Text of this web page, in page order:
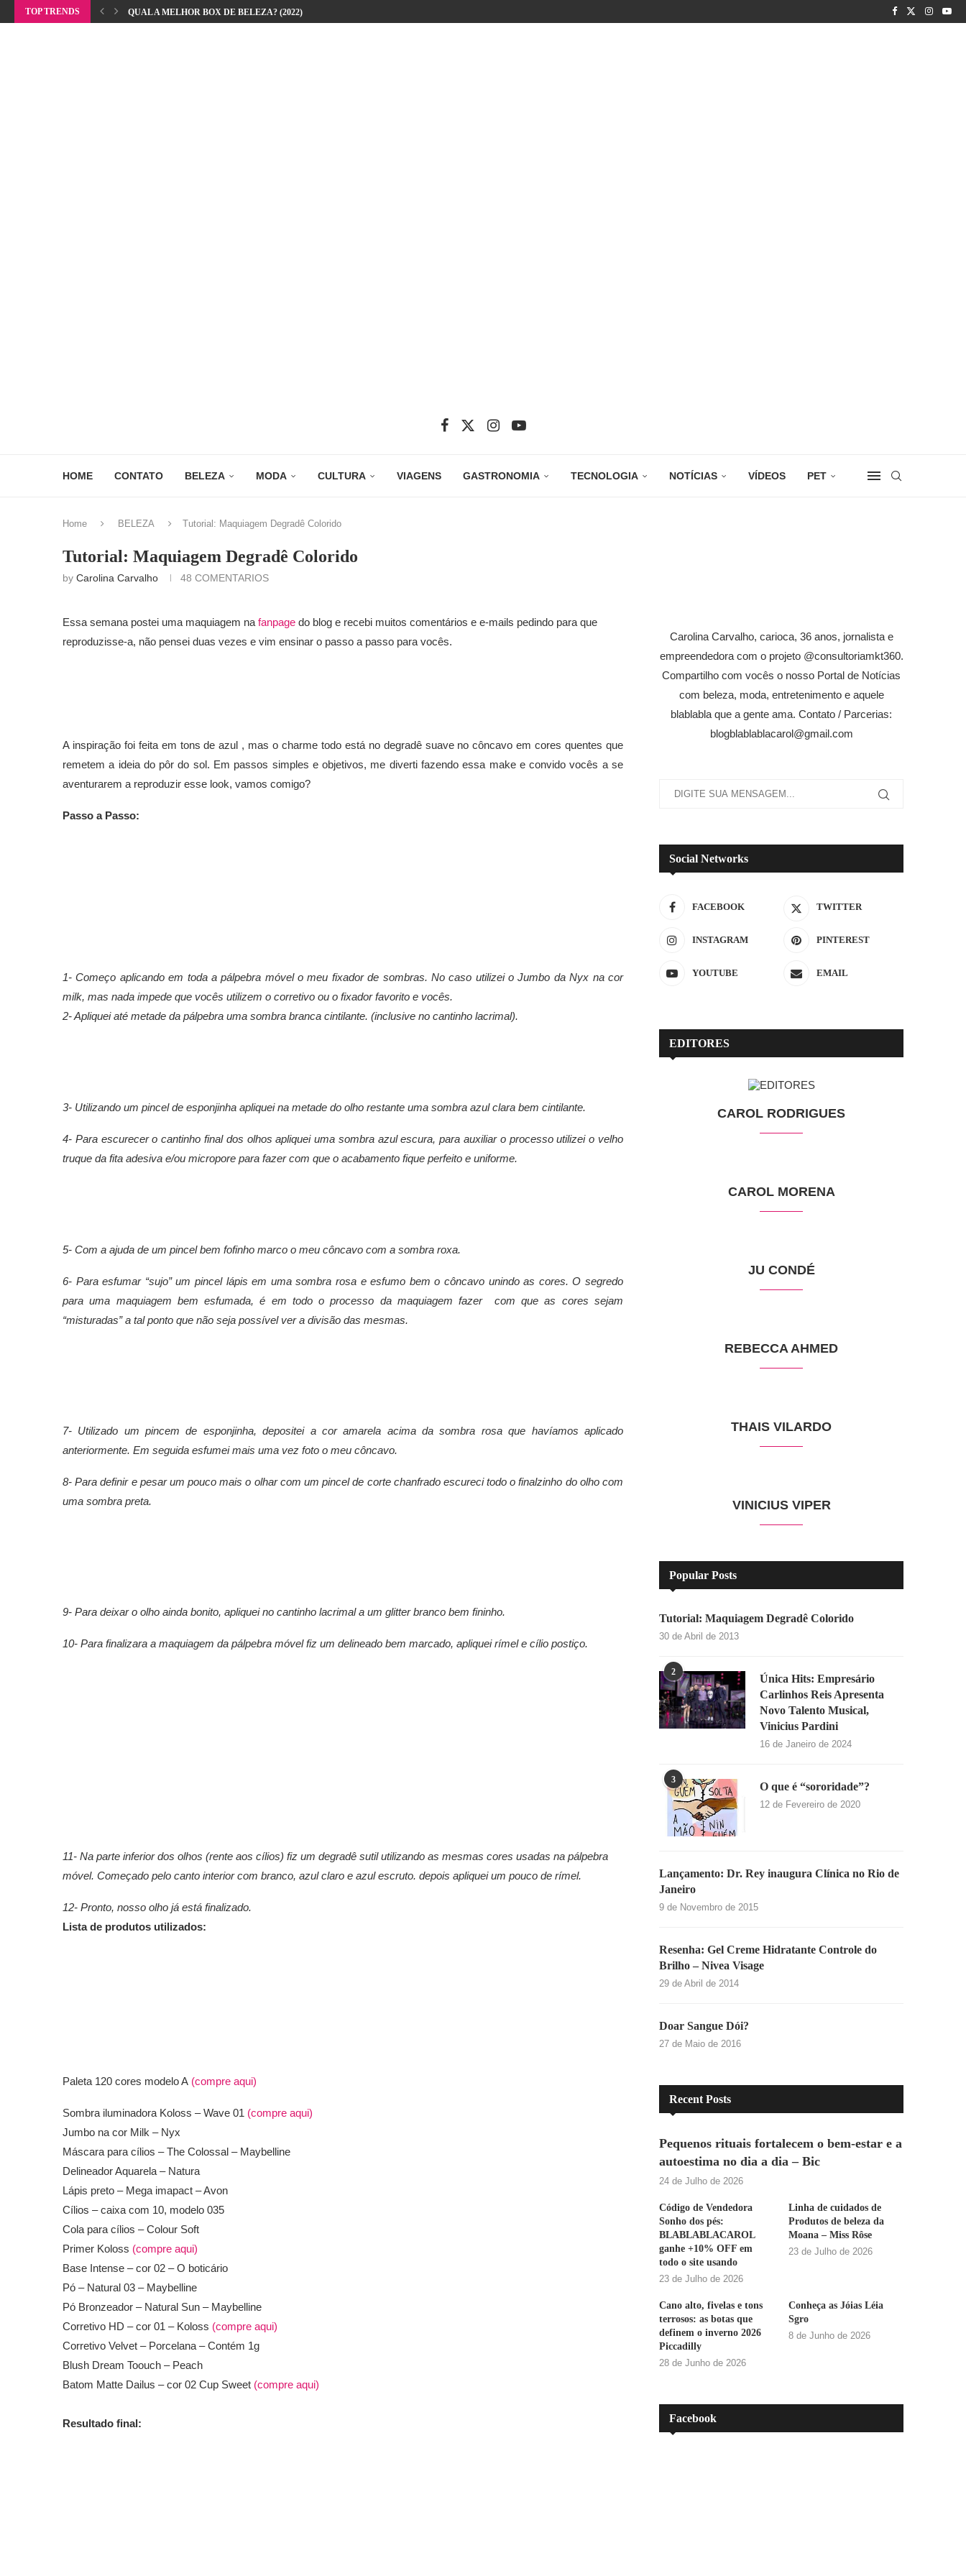
TOP TRENDS QUAL A MELHOR BOX DE BELEZA? (2022)
HOME CONTATO BELEZA MODA CULTURA VIAGENS GASTRONOMIA TECNOLOGIA NOTÍCIAS VÍDEOS PET
Home BELEZA Tutorial: Maquiagem Degradê Colorido
Tutorial: Maquiagem Degradê Colorido
by Carolina Carvalho 48 COMENTARIOS
Essa semana postei uma maquiagem na fanpage do blog e recebi muitos comentários e e-mails pedindo para que
reproduzisse-a, não pensei duas vezes e vim ensinar o passo a passo para vocês.
A inspiração foi feita em tons de azul , mas o charme todo está no degradê suave no côncavo em cores quentes que
remetem a ideia do pôr do sol. Em passos simples e objetivos, me diverti fazendo essa make e convido vocês a se
aventurarem a reproduzir esse look, vamos comigo?
Passo a Passo:
1- Começo aplicando em toda a pálpebra móvel o meu fixador de sombras. No caso utilizei o Jumbo da Nyx na cor
milk, mas nada impede que vocês utilizem o corretivo ou o fixador favorito e vocês.
2- Apliquei até metade da pálpebra uma sombra branca cintilante. (inclusive no cantinho lacrimal).
3- Utilizando um pincel de esponjinha apliquei na metade do olho restante uma sombra azul clara bem cintilante.
4- Para escurecer o cantinho final dos olhos apliquei uma sombra azul escura, para auxiliar o processo utilizeio velho
truque da fita adesiva e/ou micropore para fazer com que o acabamento fique perfeito e uniforme.
5- Com a ajuda de um pincel bem fofinho marco o meu côncavo com a sombra roxa.
6- Para esfumar “sujo” um pincel lápis em uma sombra rosa e esfumo bem o côncavo unindo as cores. O segredo
para uma maquiagem bem esfumada, é em todo o processo da maquiagem fazer com que as cores sejam
“misturadas” a tal ponto que não seja possível ver a divisão das mesmas.
7- Utilizado um pincem de esponjinha, depositei a cor amarela acima da sombra rosa que havíamos aplicado
anteriormente. Em seguida esfumei mais uma vez foto o meu côncavo.
8- Para definir e pesar um pouco mais o olhar com um pincel de corte chanfrado escureci todo o finalzinho do olho com
uma sombra preta.
9- Para deixar o olho ainda bonito, apliquei no cantinho lacrimal a um glitter branco bem fininho.
10- Para finalizara a maquiagem da pálpebra móvel fiz um delineado bem marcado, apliquei rímel e cílio postiço.
11- Na parte inferior dos olhos (rente aos cílios) fiz um degradê sutil utilizando as mesmas cores usadas na pálpebra
móvel. Começado pelo canto interior com branco, azul claro e azul escruto. depois apliquei um pouco de rímel.
12- Pronto, nosso olho já está finalizado.
Lista de produtos utilizados:
Paleta 120 cores modelo A (compre aqui)
Sombra iluminadora Koloss – Wave 01 (compre aqui)
Jumbo na cor Milk – Nyx
Máscara para cílios – The Colossal – Maybelline
Delineador Aquarela – Natura
Lápis preto – Mega imapact – Avon
Cílios – caixa com 10, modelo 035
Cola para cílios – Colour Soft
Primer Koloss (compre aqui)
Base Intense – cor 02 – O boticário
Pó – Natural 03 – Maybelline
Pó Bronzeador – Natural Sun – Maybelline
Corretivo HD – cor 01 – Koloss (compre aqui)
Corretivo Velvet – Porcelana – Contém 1g
Blush Dream Toouch – Peach
Batom Matte Dailus – cor 02 Cup Sweet (compre aqui)
Resultado final:
Carolina Carvalho, carioca, 36 anos, jornalista e
empreendedora com o projeto @consultoriamkt360.
Compartilho com vocês o nosso Portal de Notícias
com beleza, moda, entretenimento e aquele
blablabla que a gente ama. Contato / Parcerias:
blogblablablacarol@gmail.com
Social Networks
FACEBOOK TWITTER
INSTAGRAM PINTEREST
YOUTUBE EMAIL
EDITORES
CAROL RODRIGUES
CAROL MORENA
JU CONDÉ
REBECCA AHMED
THAIS VILARDO
VINICIUS VIPER
Popular Posts
Tutorial: Maquiagem Degradê Colorido
30 de Abril de 2013
2
Única Hits: Empresário
Carlinhos Reis Apresenta
Novo Talento Musical,
Vinicius Pardini
16 de Janeiro de 2024
3
O que é “sororidade”?
12 de Fevereiro de 2020
Lançamento: Dr. Rey inaugura Clínica no Rio de
Janeiro
9 de Novembro de 2015
Resenha: Gel Creme Hidratante Controle do
Brilho – Nivea Visage
29 de Abril de 2014
Doar Sangue Dói?
27 de Maio de 2016
Recent Posts
Pequenos rituais fortalecem o bem-estar e a
autoestima no dia a dia – Bic
24 de Julho de 2026
Código de Vendedora
Sonho dos pés:
BLABLABLACAROL
ganhe +10% OFF em
todo o site usando
23 de Julho de 2026
Linha de cuidados de
Produtos de beleza da
Moana – Miss Rôse
23 de Julho de 2026
Cano alto, fivelas e tons
terrosos: as botas que
definem o inverno 2026
Piccadilly
28 de Junho de 2026
Conheça as Jóias Léia
Sgro
8 de Junho de 2026
Facebook